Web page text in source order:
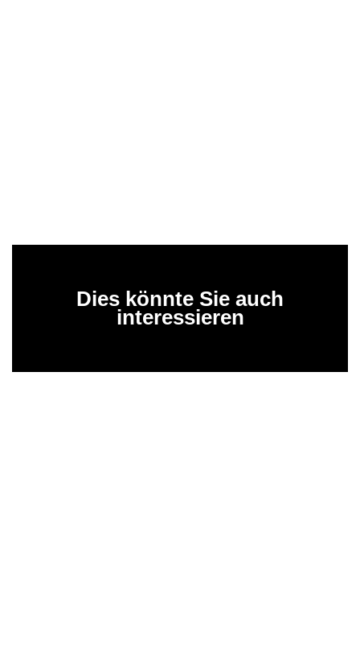
Dies könnte Sie auch
interessieren